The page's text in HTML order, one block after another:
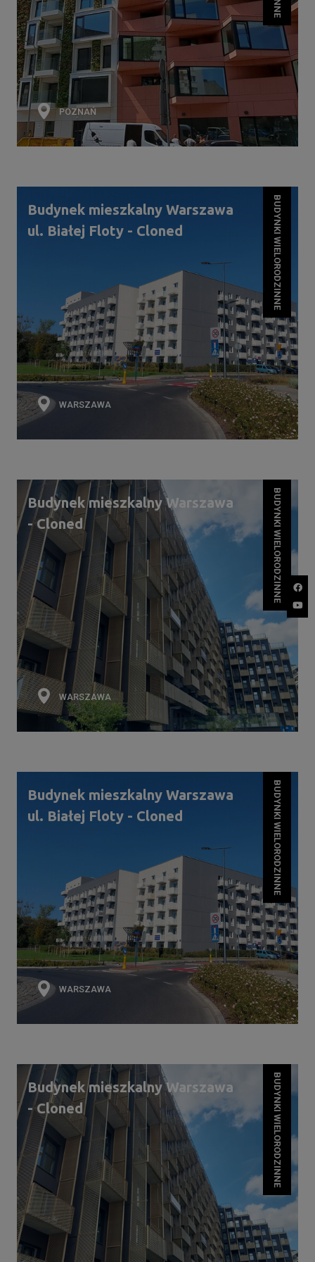
POZNAŃ
Budynek mieszkalny Warszawa
ul. Białej Floty - Cloned
WARSZAWA
BUDYNKI WIELORODZINNE
Budynek mieszkalny Warszawa
- Cloned
WARSZAWA
BUDYNKI WIELORODZINNE
Budynek mieszkalny Warszawa
ul. Białej Floty - Cloned
WARSZAWA
BUDYNKI WIELORODZINNE
Budynek mieszkalny Warszawa
- Cloned
BUDYNKI WIELORODZINNE